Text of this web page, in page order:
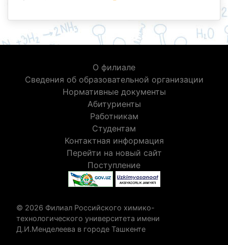
О филиале
Сведения об образовательной организации
Нормативные документы
Абитуриенты
Работникам
Студентам
Контактная информация
Перейти на новый сайт
Поступление
© 2026 Филиал Российского химико-
технологического университета имени
Д.И.Менделеева в городе Ташкенте